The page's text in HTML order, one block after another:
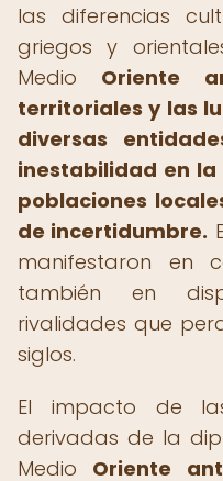
las diferencias
griegos y
Medio Oriente
territoriales y las
diversas
inestabilidad en
poblaciones
de incertidumbre.
manifestaron en
también en
rivalidades que
siglos.
El impacto de
derivadas de la
Medio Oriente